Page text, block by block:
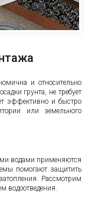
и относительно
грунта, не требует
эффективно и быстро
или земельного
водами применяются
помогают защитить
Рассмотрим
водоотведения.